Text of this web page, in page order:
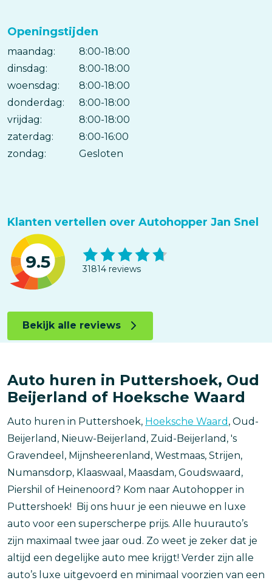
Openingstijden
Dag
Time
slot
Reactie
maandag:
8:00-18:00
dinsdag:
8:00-18:00
woensdag:
8:00-18:00
donderdag:
8:00-18:00
vrijdag:
8:00-18:00
zaterdag:
8:00-16:00
zondag:
Gesloten
Klanten vertellen over Autohopper Jan Snel
9.5 31814 reviews
Bekijk alle reviews
Auto huren in Puttershoek, Oud
Beijerland of Hoeksche Waard
Auto huren in Puttershoek, Hoeksche Waard , Oud-
Beijerland, Nieuw-Beijerland, Zuid-Beijerland, 's
Gravendeel, Mijnsheerenland, Westmaas, Strijen,
Numansdorp, Klaaswaal, Maasdam, Goudswaard,
Piershil of Heinenoord? Kom naar Autohopper in
Puttershoek! Bij ons huur je een nieuwe en luxe
auto voor een superscherpe prijs. Alle huurauto’s
zijn maximaal twee jaar oud. Zo weet je zeker dat je
altijd een degelijke auto mee krijgt! Verder zijn alle
auto’s luxe uitgevoerd en minimaal voorzien van een